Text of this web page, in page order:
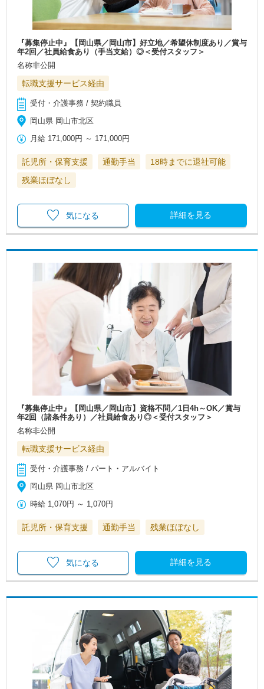
『募集停止中』【岡山県／岡山市】好立地／希望休制度あり／賞与
年2回／社員給食あり（手当支給）◎＜受付スタッフ＞
名称非公開
転職支援サービス経由
受付・介護事務 / 契約職員
岡山県 岡山市北区
月給 171,000円 ～ 171,000円
託児所・保育支援 通勤手当
18時までに退社可能
残業ほぼなし
詳細を見る
気になる
『募集停止中』【岡山県／岡山市】資格不問／1日4h～OK／賞与
年2回（諸条件あり）／社員給食あり◎＜受付スタッフ＞
名称非公開
転職支援サービス経由
受付・介護事務 / パート・アルバイト
岡山県 岡山市北区
時給 1,070円 ～ 1,070円
託児所・保育支援 通勤手当 残業ほぼなし
詳細を見る
気になる